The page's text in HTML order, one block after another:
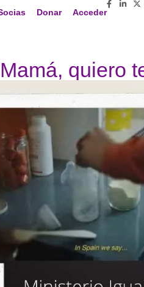
Donar Acceder
quiero